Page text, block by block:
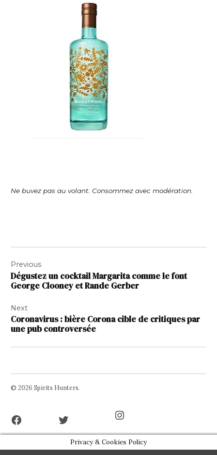
Ne buvez pas au volant. Consommez avec modération.
de
l’article
Previous
Dégustez un cocktail Margarita comme le font
George Clooney et Rande Gerber
Next
Coronavirus : bière Corona cible de critiques par
une pub controversée
© 2026 Spirits Hunters.
Privacy & Cookies Policy